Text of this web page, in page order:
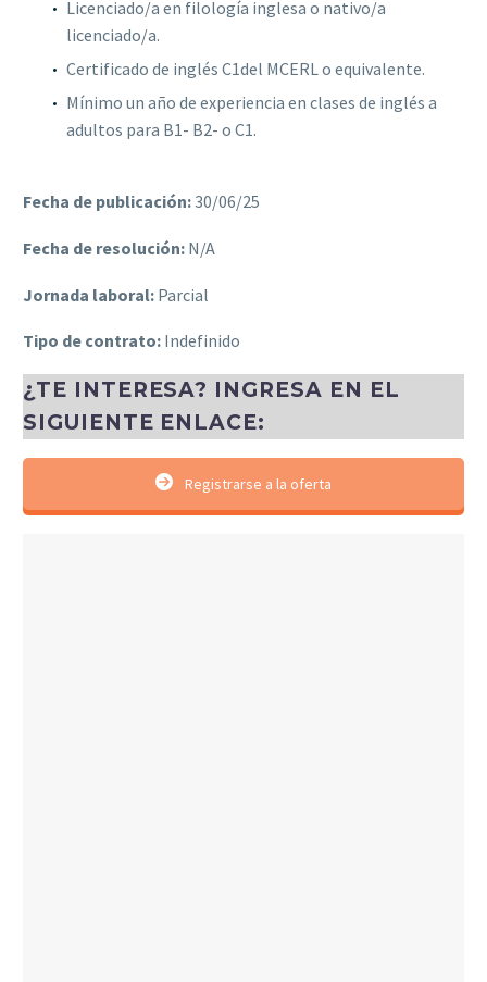
Licenciado/a en filología inglesa o nativo/a
licenciado/a.
Certificado de inglés C1del MCERL o equivalente.
Mínimo un año de experiencia en clases de inglés a
adultos para B1- B2- o C1.
Fecha de publicación:30/06/25
Fecha de resolución: N/A
Jornada laboral: Parcial
Tipo de contrato: Indefinido
¿TE INTERESA? INGRESA EN EL
SIGUIENTE ENLACE:
Registrarse a la oferta